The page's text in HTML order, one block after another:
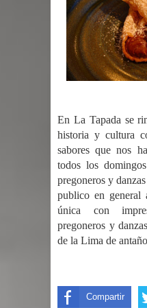
En La Tapada se
historia y cultura
sabores que nos
todos los
pregoneros y
publico en general
única con
pregoneros y
de la Lima de
Compartir